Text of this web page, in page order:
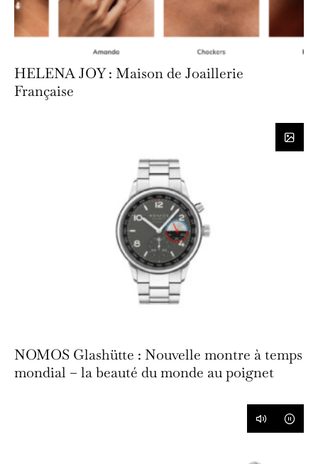
HELENA JOY : Maison de Joaillerie
Française
NOMOS Glashütte : Nouvelle montre à temps
mondial – la beauté du monde au poignet